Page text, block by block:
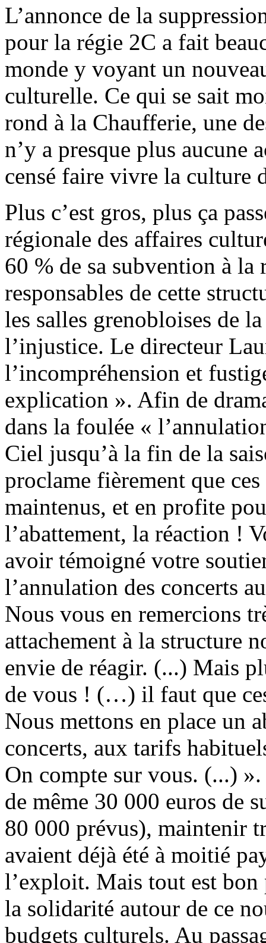
L’annonce de la
pour la régie 2C a fait
monde y voyant un
culturelle. Ce qui se sait
rond à la Chaufferie, une
n’y a presque plus aucune
censé faire vivre la culture
Plus c’est gros, plus ça
régionale des affaires
60 % de sa subvention à
responsables de cette
les salles grenobloises de
l’injustice. Le directeur
l’incompréhension et
explication ». Afin de
dans la foulée «
Ciel jusqu’à la fin de la
proclame fièrement que
maintenus, et en profite
l’abattement, la réaction !
avoir témoigné votre
l’annulation des concerts
Nous vous en remercions
attachement à la structure
envie de réagir. (...) Mais
de vous ! (…) il faut que
Nous mettons en place un
concerts, aux tarifs
On compte sur vous. (...)
de même 30 000 euros de
80 000 prévus), maintenir
avaient déjà été à moitié
l’exploit. Mais tout est
la solidarité autour de ce
budgets culturels. Au